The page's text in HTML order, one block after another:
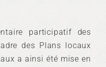
participatif des
des Plans locaux
a ainsi été mise en